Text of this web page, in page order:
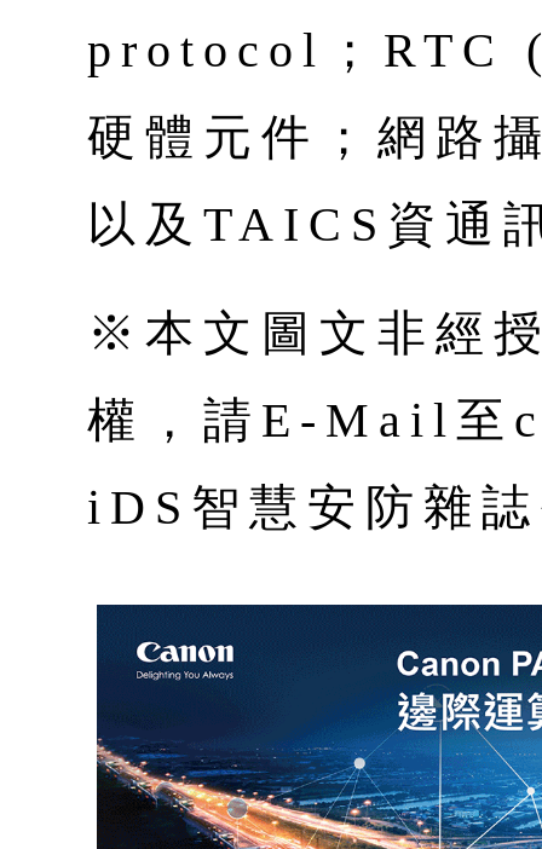
protocol；RTC
硬體元件；網路
以及TAICS資通
※本文圖文非經
權，請E-Mail至
iDS智慧安防雜